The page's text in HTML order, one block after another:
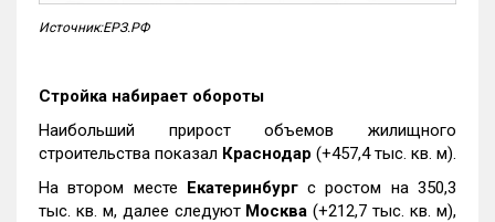
Источник:ЕРЗ.РФ
Стройка набирает обороты
Наибольший прирост объемов жилищного
строительства показал Краснодар (+457,4 тыс. кв. м).
На втором месте Екатеринбургс ростом на 350,3
тыс. кв. м, далее следуют Москва (+212,7 тыс. кв. м),